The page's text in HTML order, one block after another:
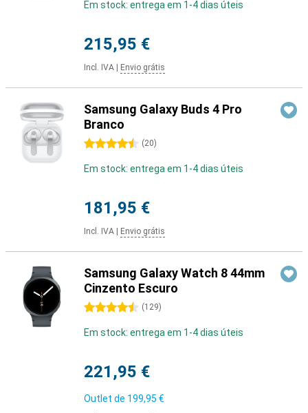
Em stock: entrega em 1-4 dias úteis
215,95 €
Incl. IVA Envio grátis
Samsung Galaxy Buds 4 Pro
Branco
4.5 estrelas (20)
Em stock: entrega em 1-4 dias úteis
181,95 €
Incl. IVA Envio grátis
Samsung Galaxy Watch 8 44mm
Cinzento Escuro
4.5 estrelas (129)
Em stock: entrega em 1-4 dias úteis
221,95 €
Outlet de 199,95 €